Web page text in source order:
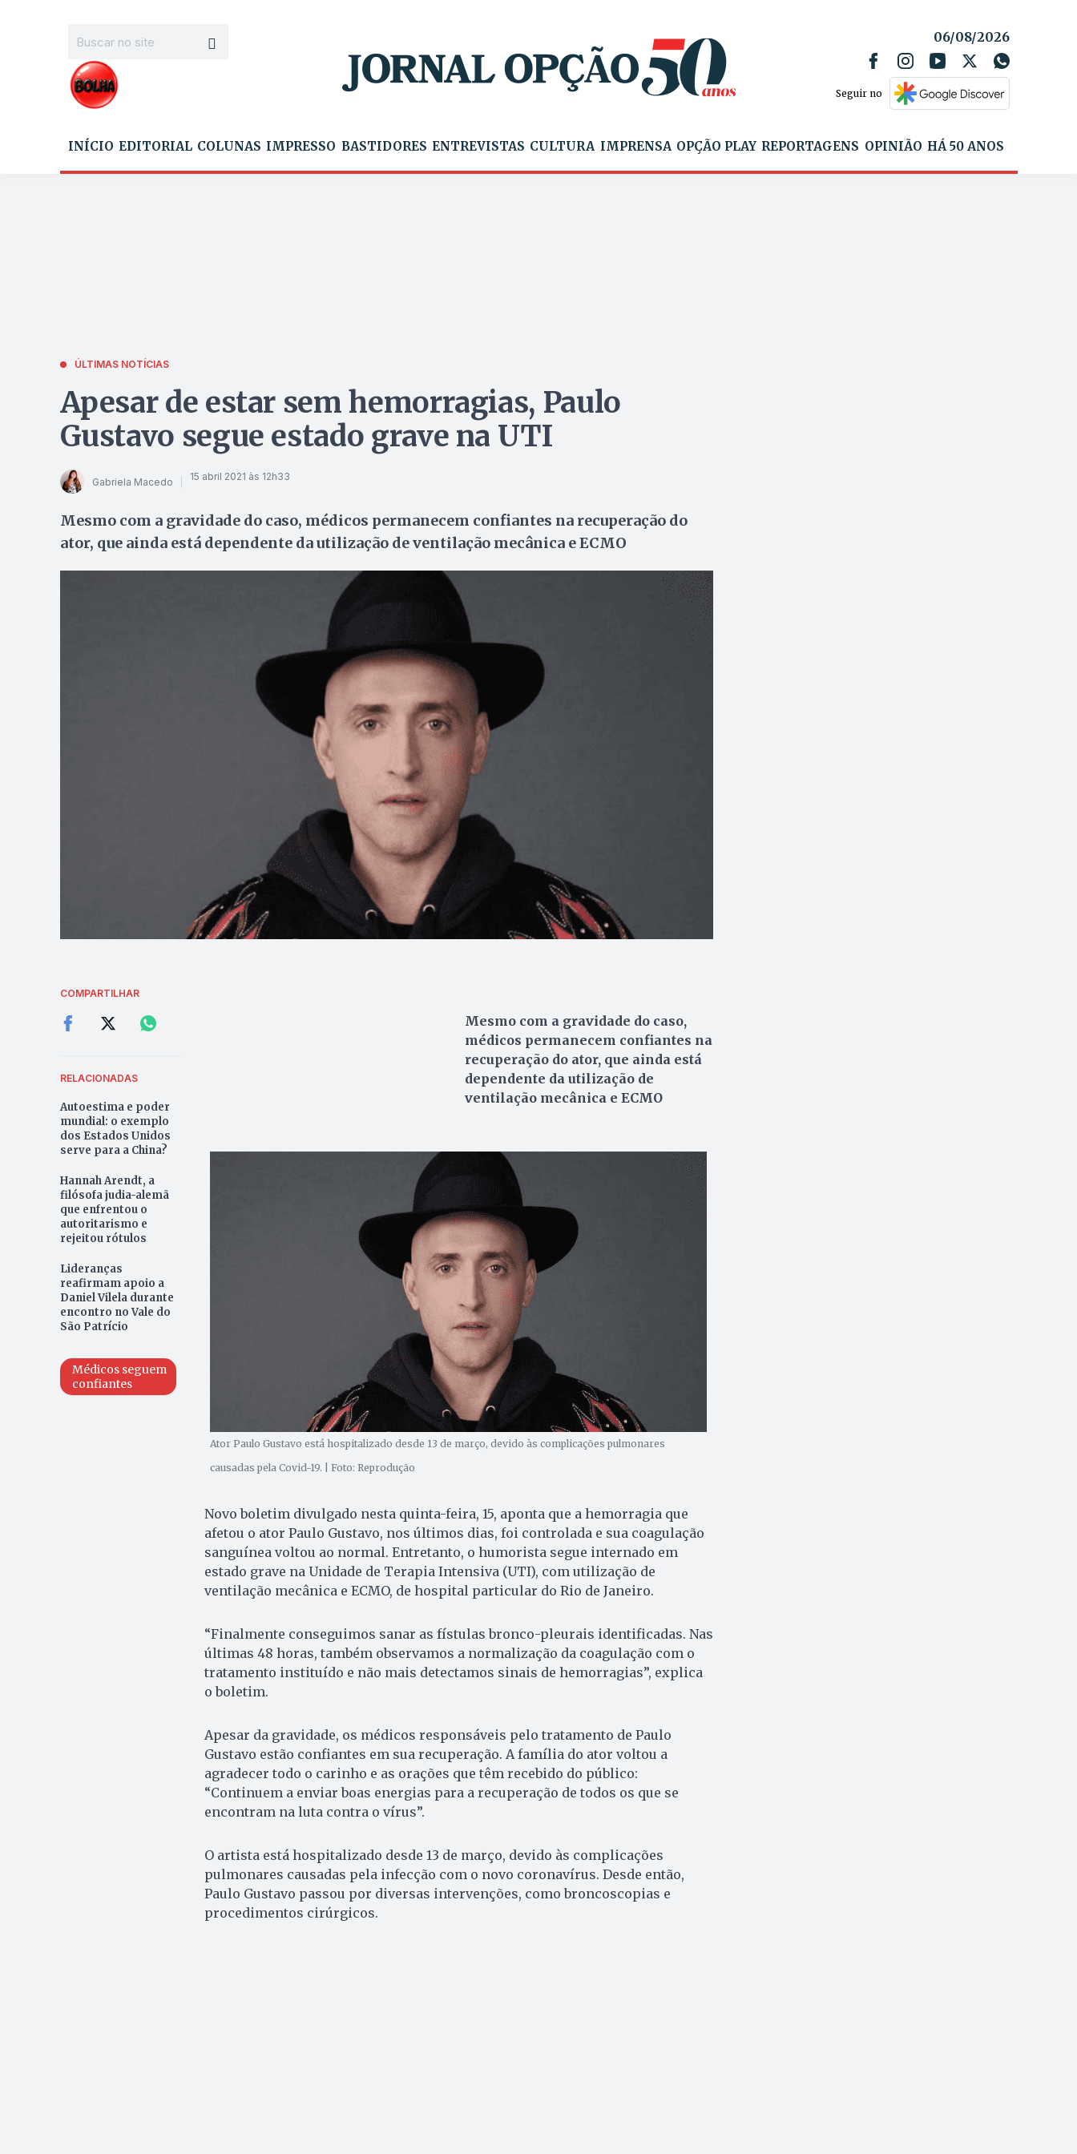
06/08/2026
Seguir no
INÍCIO EDITORIAL COLUNAS IMPRESSO BASTIDORES ENTREVISTAS CULTURA IMPRENSA OPÇÃO PLAY REPORTAGENS OPINIÃO HÁ 50 ANOS
ÚLTIMAS NOTÍCIAS
Apesar de estar sem hemorragias, Paulo
Gustavo segue estado grave na UTI
Gabriela Macedo 15 abril 2021 às 12h33
Mesmo com a gravidade do caso, médicos permanecem confiantes na recuperação do
ator, que ainda está dependente da utilização de ventilação mecânica e ECMO
COMPARTILHAR
RELACIONADAS
Autoestima e poder
mundial: o exemplo
dos Estados Unidos
serve para a China?
Hannah Arendt, a
filósofa judia-alemã
que enfrentou o
autoritarismo e
rejeitou rótulos
Lideranças
reafirmam apoio a
Daniel Vilela durante
encontro no Vale do
São Patrício
Médicos seguem
confiantes
Mesmo com a gravidade do caso,
médicos permanecem confiantes na
recuperação do ator, que ainda está
dependente da utilização de
ventilação mecânica e ECMO
Ator Paulo Gustavo está hospitalizado desde 13 de março, devido às complicações pulmonares
causadas pela Covid-19. | Foto: Reprodução
Novo boletim divulgado nesta quinta-feira, 15, aponta que a hemorragia que
afetou o ator Paulo Gustavo, nos últimos dias, foi controlada e sua coagulação
sanguínea voltou ao normal. Entretanto, o humorista segue internado em
estado grave na Unidade de Terapia Intensiva (UTI), com utilização de
ventilação mecânica e ECMO, de hospital particular do Rio de Janeiro.
“Finalmente conseguimos sanar as fístulas bronco-pleurais identificadas. Nas
últimas 48 horas, também observamos a normalização da coagulação com o
tratamento instituído e não mais detectamos sinais de hemorragias”, explica
o boletim.
Apesar da gravidade, os médicos responsáveis pelo tratamento de Paulo
Gustavo estão confiantes em sua recuperação. A família do ator voltou a
agradecer todo o carinho e as orações que têm recebido do público:
“Continuem a enviar boas energias para a recuperação de todos os que se
encontram na luta contra o vírus”.
O artista está hospitalizado desde 13 de março, devido às complicações
pulmonares causadas pela infecção com o novo coronavírus. Desde então,
Paulo Gustavo passou por diversas intervenções, como broncoscopias e
procedimentos cirúrgicos.